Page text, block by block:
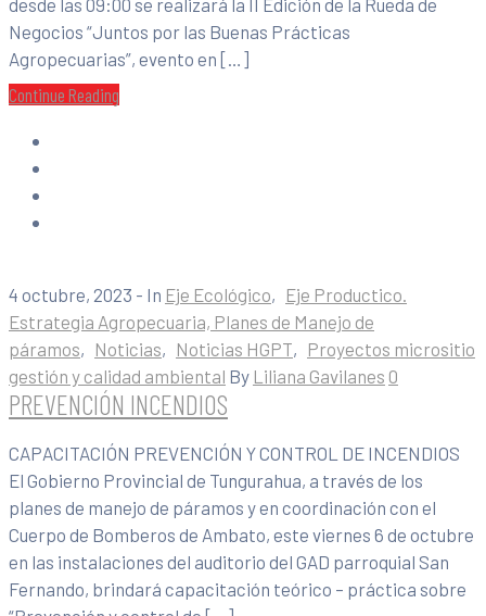
desde las 09:00 se realizará la II Edición de la Rueda de
Negocios “Juntos por las Buenas Prácticas
Agropecuarias”, evento en […]
Continue Reading
4 octubre, 2023 - In Eje Ecológico‚ Eje Productico.
Estrategia Agropecuaria, Planes de Manejo de
páramos‚ Noticias‚ Noticias HGPT‚ Proyectos micrositio
gestión y calidad ambiental By Liliana Gavilanes 0
PREVENCIÓN INCENDIOS
CAPACITACIÓN PREVENCIÓN Y CONTROL DE INCENDIOS
El Gobierno Provincial de Tungurahua, a través de los
planes de manejo de páramos y en coordinación con el
Cuerpo de Bomberos de Ambato, este viernes 6 de octubre
en las instalaciones del auditorio del GAD parroquial San
Fernando, brindará capacitación teórico – práctica sobre